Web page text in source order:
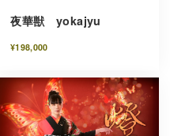
夜華獣 yokajyu
¥198,000